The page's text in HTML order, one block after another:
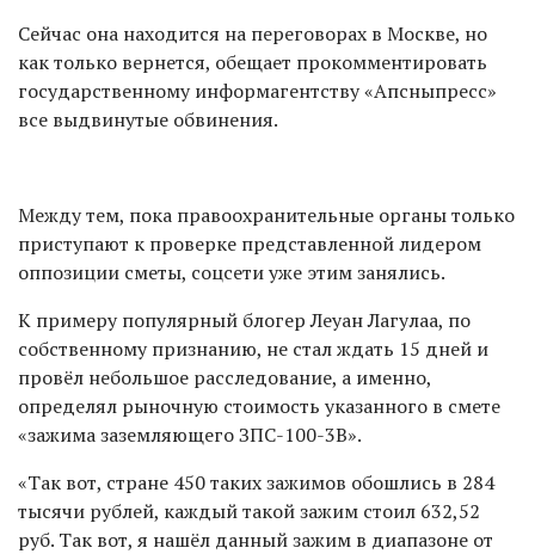
Сейчас она находится на переговорах в Москве, но
как только вернется, обещает прокомментировать
государственному информагентству «Апсныпресс»
все выдвинутые обвинения.
Между тем, пока правоохранительные органы только
приступают к проверке представленной лидером
оппозиции сметы, соцсети уже этим занялись.
К примеру популярный блогер Леуан Лагулаа, по
собственному признанию, не стал ждать 15 дней и
провёл небольшое расследование, а именно,
определял рыночную стоимость указанного в смете
«зажима заземляющего ЗПС-100-3В».
«Так вот, стране 450 таких зажимов обошлись в 284
тысячи рублей, каждый такой зажим стоил 632,52
руб. Так вот, я нашёл данный зажим в диапазоне от